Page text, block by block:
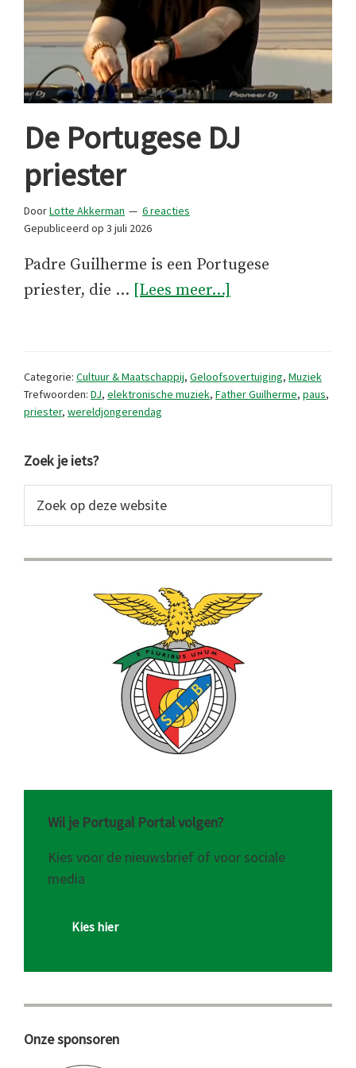
De Portugese DJ
priester
DoorLotte Akkerman
6 reacties
Gepubliceerd op 3 juli 2026
Padre Guilherme is een Portugese
priester, die … [Lees meer...]
Categorie: Cultuur & Maatschappij, Geloofsovertuiging, Muziek
Trefwoorden: DJ, elektronische muziek, Father Guilherme, paus,
priester, wereldjongerendag
Primaire
Sidebar
Zoek je iets?
op
website
Wil je Portugal Portal volgen?
Kies voor de nieuwsbrief of voor sociale
media
Kies hier
Onze sponsoren